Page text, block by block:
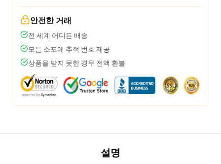
안전한 거래
전 세계 어디든 배송
모든 소포에 추적 번호 제공
상품을 받지 못한 경우 전액 환불
설명